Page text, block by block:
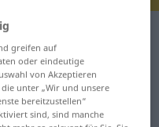
für
greifen auf
oder eindeutige
von Akzeptieren
unter „Wir und unsere
bereitzustellen“
sind, sind manche